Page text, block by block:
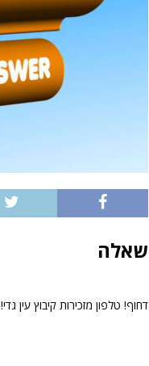
שאלה
דחוף! טלפון מזכירות קיבוץ עין גדי!